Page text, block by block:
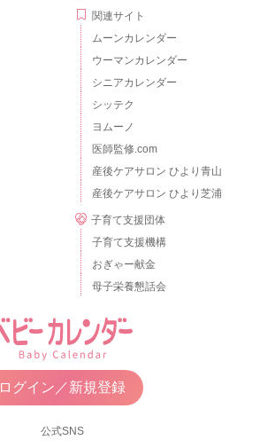
関連サイト
ムーンカレンダー
ウーマンカレンダー
シニアカレンダー
シッテク
ヨムーノ
医師監修.com
産後ケアサロン ひより青山
産後ケアサロン ひより芝浦
子育て支援団体
子育て支援機構
おぎゃー献金
母子栄養懇話会
ログイン／新規登録
公式SNS